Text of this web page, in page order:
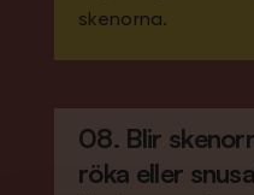
skenorna.
08. Blir
röka eller